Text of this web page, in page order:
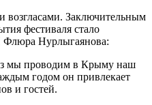
возгласами. Заключительным
фестиваля стало
Флюра Нурлыгаянова:
мы проводим в Крыму наш
годом он привлекает
и гостей.